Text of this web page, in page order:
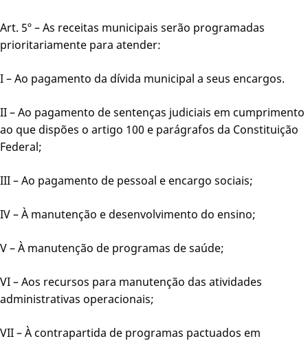
Art. 5º – As receitas municipais serão programadas
prioritariamente para atender:
I – Ao pagamento da dívida municipal a seus encargos.
II – Ao pagamento de sentenças judiciais em cumprimento
ao que dispões o artigo 100 e parágrafos da Constituição
Federal;
III – Ao pagamento de pessoal e encargo sociais;
IV – À manutenção e desenvolvimento do ensino;
V – À manutenção de programas de saúde;
VI – Aos recursos para manutenção das atividades
administrativas operacionais;
VII – À contrapartida de programas pactuados em